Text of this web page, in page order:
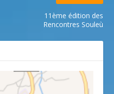
11ème édition des
Rencontres Souleù